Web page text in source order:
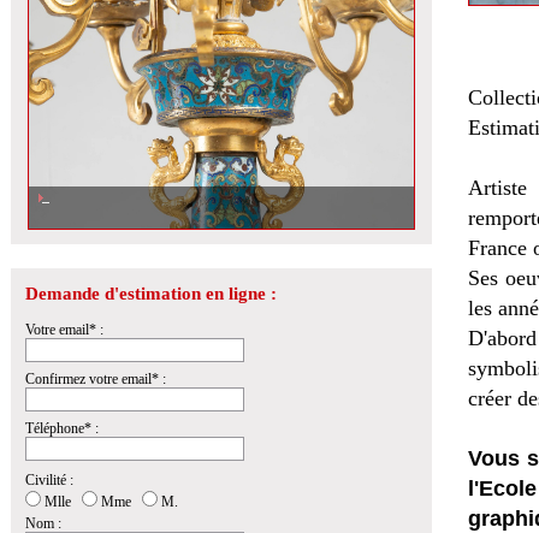
Demande d'estimation en ligne :
Votre email* :
Confirmez votre email* :
Téléphone* :
Civilité :
Mlle
Mme
M.
Nom :
Artiste
France
Ses
les
créer
Vous